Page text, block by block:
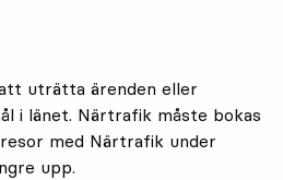
uträtta ärenden eller
i länet. Närtrafik måste bokas
med Närtrafik under
upp.